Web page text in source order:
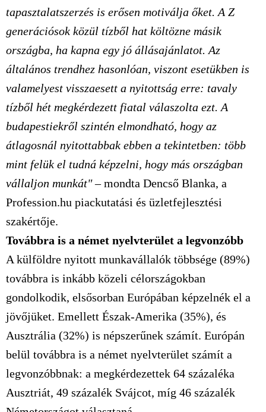
tapasztalatszerzés is erősen motiválja őket. A Z
generációsok közül tízből hat költözne másik
országba, ha kapna egy jó állásajánlatot. Az
általános trendhez hasonlóan, viszont esetükben is
valamelyest visszaesett a nyitottság erre: tavaly
tízből hét megkérdezett fiatal válaszolta ezt. A
budapestiekről szintén elmondható, hogy az
átlagosnál nyitottabbak ebben a tekintetben: több
mint felük el tudná képzelni, hogy más országban
vállaljon munkát"– mondta Dencső Blanka, a
Profession.hu piackutatási és üzletfejlesztési
szakértője.
Továbbra is a német nyelvterület a legvonzóbb
A külföldre nyitott munkavállalók többsége (89%)
továbbra is inkább közeli célországokban
gondolkodik, elsősorban Európában képzelnék el a
jövőjüket. Emellett Észak-Amerika (35%), és
Ausztrália (32%) is népszerűnek számít. Európán
belül továbbra is a német nyelvterület számít a
legvonzóbbnak: a megkérdezettek 64 százaléka
Ausztriát, 49 százalék Svájcot, míg 46 százalék